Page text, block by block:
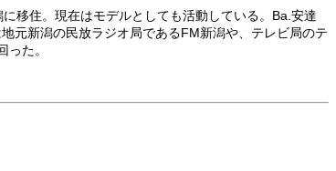
移住。現在はモデルとしても活動している。Ba.安達
元新潟の民放ラジオ局であるFM新潟や、テレビ局のテ
た。